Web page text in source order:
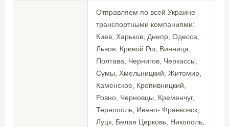
Отправляем по всей Украине
транспортными компаниями:
Киев, Харьков, Днепр, Одесса,
Львов, Кривой Рог, Винница,
Полтава, Чернигов, Черкассы,
Сумы, Хмельницкий, Житомир,
Каменское, Кропивницкий,
Ровно, Черновцы, Кременчуг,
Тернополь, Ивано- Франковск,
Луцк, Белая Церковь, Никополь,